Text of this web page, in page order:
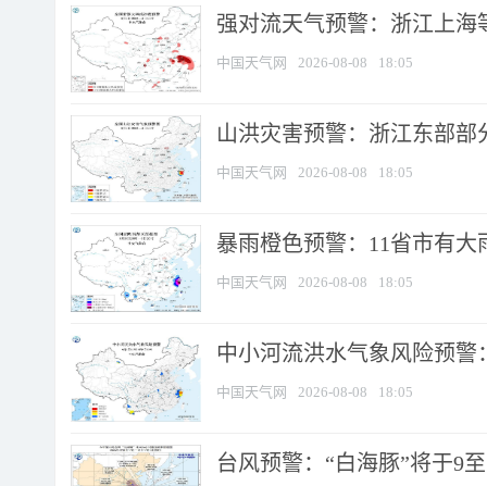
强对流天气预警：浙江上海
中国天气网 2026-08-08 18:05
山洪灾害预警：浙江东部
中国天气网 2026-08-08 18:05
暴雨橙色预警：11省市有
中国天气网 2026-08-08 18:05
中小河流洪水气象风险预
中国天气网 2026-08-08 18:05
台风预警：“白海豚”将于9